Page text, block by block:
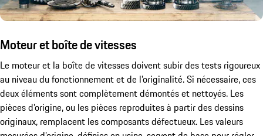
Moteur et boîte de vitesses
Le moteur et la boîte de vitesses doivent subir des tests rigoureux
au niveau du fonctionnement et de l’originalité. Si nécessaire, ces
deux éléments sont complètement démontés et nettoyés. Les
pièces d’origine, ou les pièces reproduites à partir des dessins
originaux, remplacent les composants défectueux. Les valeurs